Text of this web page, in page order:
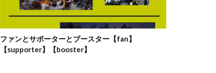
ファンとサポーターとブースター【fan】
【supporter】【booster】